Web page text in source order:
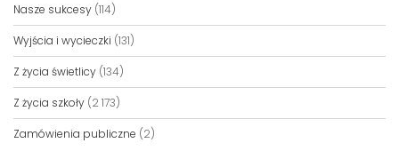
Nasze sukcesy (114)
Wyjścia i wycieczki (131)
Z życia świetlicy (134)
Z życia szkoły (2 173)
Zamówienia publiczne (2)